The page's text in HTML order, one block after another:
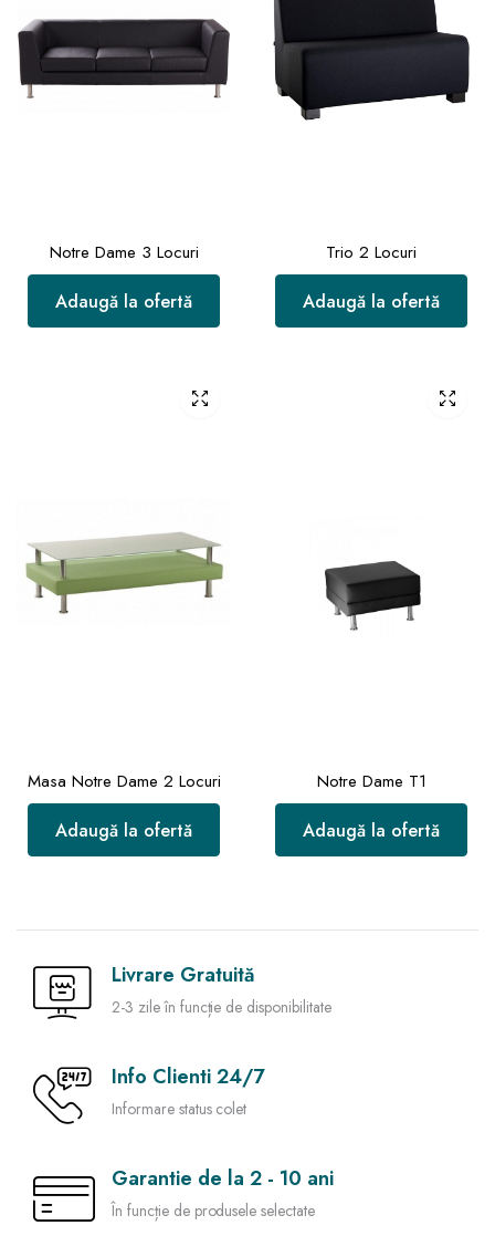
Notre Dame 3 Locuri
Adaugă la ofertă
Trio 2 Locuri
Adaugă la ofertă
Masa Notre Dame 2 Locuri
Adaugă la ofertă
Notre Dame T1
Adaugă la ofertă
Livrare Gratuită
2-3 zile în funcție de disponibilitate
Info Clienti 24/7
Informare status colet
Garantie de la 2 - 10 ani
În funcție de produsele selectate